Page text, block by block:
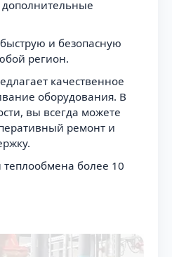
и безопасную
регион.
качественное
оборудования. В
вы всегда можете
ремонт и
теплообмена более 10